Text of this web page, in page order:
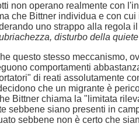
non operano realmente con
che Bittner individua e con
uno strappo alla regola
disturbo della
questo stesso meccanismo,
comportamenti
di reati assolutamente
che un migrante è
Bittner chiama la "limitata
sebbene siano presenti in
sebbene non è certo che